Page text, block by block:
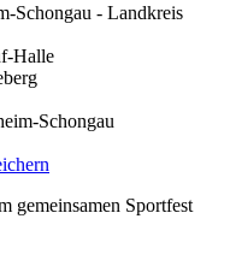
Schongau - Landkreis
Halle
Schongau
gemeinsamen Sportfest